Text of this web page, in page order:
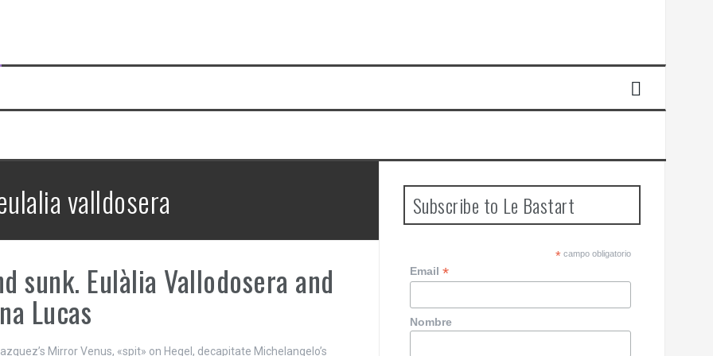
valldosera
sunk. Eulàlia Vallodosera and
Lucas
Mirror Venus, «spit» on Hegel, decapitate Michelangelo’s
Subscribe to Le Bastart
*campo obligatorio
Email*
Nombre